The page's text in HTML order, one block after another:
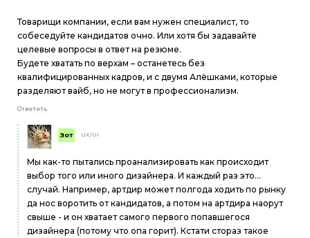
Товарищи компании, если вам нужен специалист, то
собеседуйте кандидатов очно. Или хотя бы задавайте
целевые вопросы в ответ на резюме.
Будете хватать по верхам – останетесь без
квалифицированных кадров, и с двумя Алёшками, которые
разделяют вайб, но не могут в профессионализм.
Ответить
Зот UX/UI
Мы как-то пытались проанализировать как происходит
выбор того или иного дизайнера. И каждый раз это...
случай. Например, артдир может полгода ходить по рынку
да нос воротить от кандидатов, а потом на артдира наорут
свыше - и он хватает самого первого попавшегося
дизайнера (потому что опа горит). Кстати стораз такое